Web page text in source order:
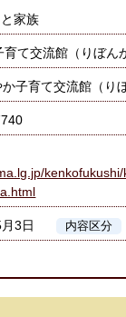
家族
て交流館（りぼん
子育て交流館（り
3日 内容区分